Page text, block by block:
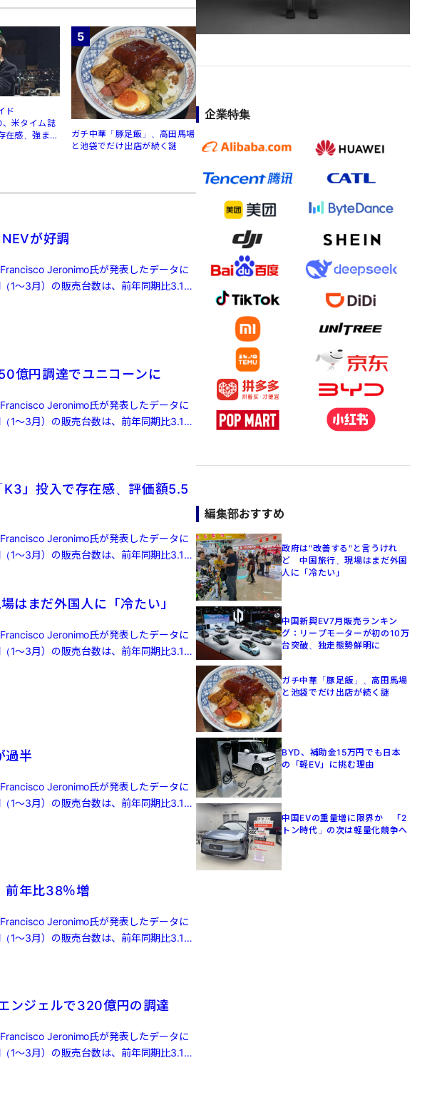
ド
、米タイム誌
感、強まる
5
ガチ中華「豚足飯」、高田馬場
と池袋でだけ出店が続く謎
が好調
Jeronimo氏が発表したデータに
1～3月）の販売台数は、前年同期比3.1%
億円調達でユニコーンに
Jeronimo氏が発表したデータに
1～3月）の販売台数は、前年同期比3.1%
」投入で存在感、評価額5.5
Jeronimo氏が発表したデータに
1～3月）の販売台数は、前年同期比3.1%
まだ外国人に「冷たい」
Jeronimo氏が発表したデータに
1～3月）の販売台数は、前年同期比3.1%
過半
Jeronimo氏が発表したデータに
1～3月）の販売台数は、前年同期比3.1%
前年比38％増
Jeronimo氏が発表したデータに
1～3月）の販売台数は、前年同期比3.1%
ンジェルで320億円の調達
Jeronimo氏が発表したデータに
1～3月）の販売台数は、前年同期比3.1%
企業特集
編集部おすすめ
政府は"改善する"と言うけれ
ど 中国旅行、現場はまだ外国
人に「冷たい」
中国新興EV7月販売ランキン
グ：リープモーターが初の10万
台突破、独走態勢鮮明に
ガチ中華「豚足飯」、高田馬場
と池袋でだけ出店が続く謎
BYD、補助金15万円でも日本
の「軽EV」に挑む理由
中国EVの重量増に限界か 「2
トン時代」の次は軽量化競争へ